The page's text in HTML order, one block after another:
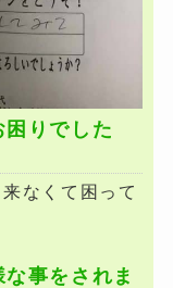
りでした
なくて困って
事をされま